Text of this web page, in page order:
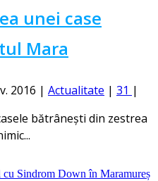
unei case
Mara
2016 | Actualitate | 31 |
bătrânești din zestrea